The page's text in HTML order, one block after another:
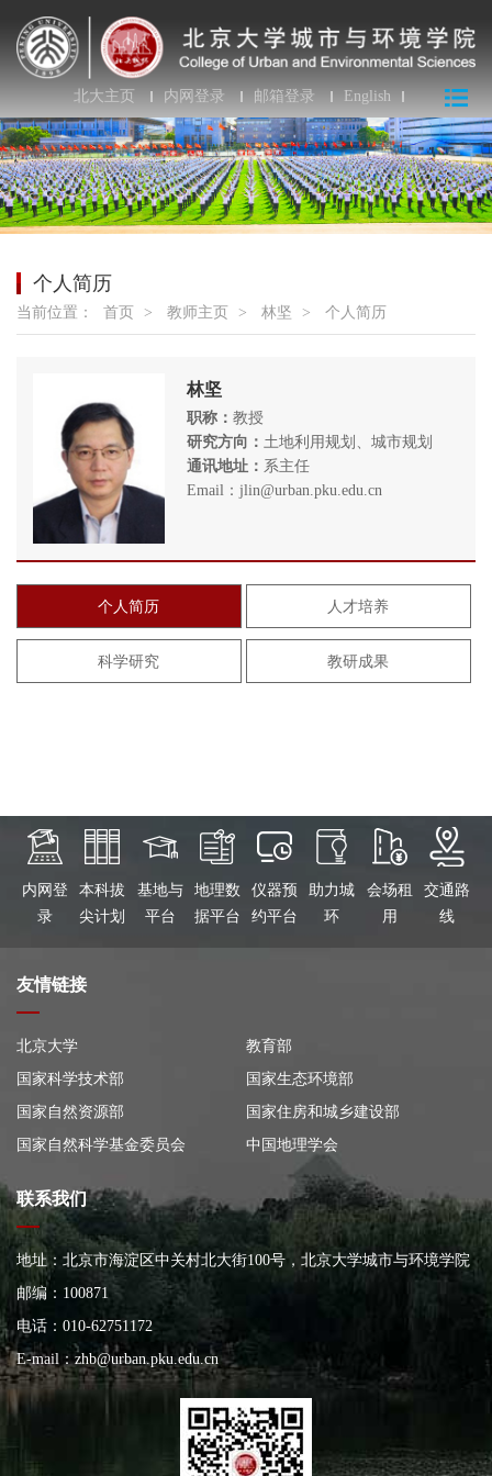
北大主页 内网登录 邮箱登录 English
个人简历
当前位置： 首页 > 教师主页 > 林坚 > 个人简历
林坚
职称： 教授
研究方向： 土地利用规划、城市规划
通讯地址： 系主任
Email：jlin@urban.pku.edu.cn
个人简历 人才培养
科学研究 教研成果
内网登
录
本科拔
尖计划
基地与
平台
地理数
据平台
仪器预
约平台
助力城
环
会场租
用
交通路
线
友情链接
北京大学
教育部
国家科学技术部
国家生态环境部
国家自然资源部
国家住房和城乡建设部
国家自然科学基金委员会
中国地理学会
联系我们
地址：北京市海淀区中关村北大街100号，北京大学城市与环境学院
大楼
邮编：100871
电话：010-62751172
E-mail：zhb@urban.pku.edu.cn